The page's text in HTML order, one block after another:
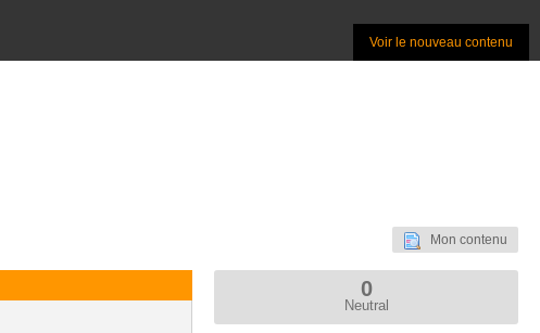
Voir le nouveau contenu
Mon contenu
0
Neutral